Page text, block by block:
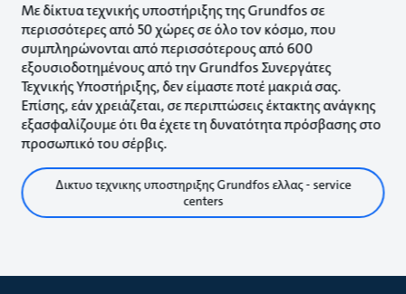
Με δίκτυα τεχνικής υποστήριξης της Grundfos σε
περισσότερες από 50 χώρες σε όλο τον κόσμο, που
συμπληρώνονται από περισσότερους από 600
εξουσιοδοτημένους από την Grundfos Συνεργάτες
Τεχνικής Υποστήριξης, δεν είμαστε ποτέ μακριά σας.
Επίσης, εάν χρειάζεται, σε περιπτώσεις έκτακτης ανάγκης
εξασφαλίζουμε ότι θα έχετε τη δυνατότητα πρόσβασης στο
προσωπικό του σέρβις.
Δικτυο τεχνικης υποστηριξης Grundfos ελλας - service
centers